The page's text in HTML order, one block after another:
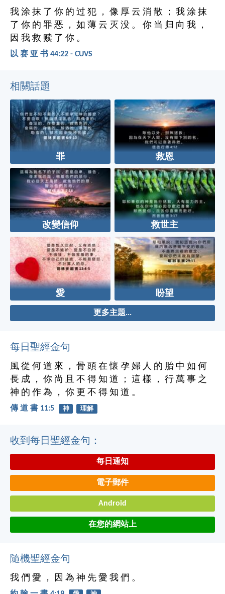
我 涂 抹 了 你 的 过 犯 ， 像 厚 云 消 散 ； 我 涂 抹
了 你 的 罪 恶 ， 如 薄 云 灭 没 。 你 当 归 向 我 ，
因 我 救 赎 了 你 。
以 赛 亚 书 44:22 - CUVS
相關話題
罪 救恩
改變信仰 救世主
愛 盼望
更多主題...
每日聖經金句
風 從 何 道 來 ， 骨 頭 在 懷 孕 婦 人 的 胎 中 如 何
長 成 ， 你 尚 且 不 得 知 道 ； 這 樣 ， 行 萬 事 之
神 的 作 為 ， 你 更 不 得 知 道 。
傳 道 書 11:5 神 理解
收到每日聖經金句：
每日通知
電子郵件
Android
在您的網站上
隨機聖經金句
我 們 愛 ， 因 為 神 先 愛 我 們 。